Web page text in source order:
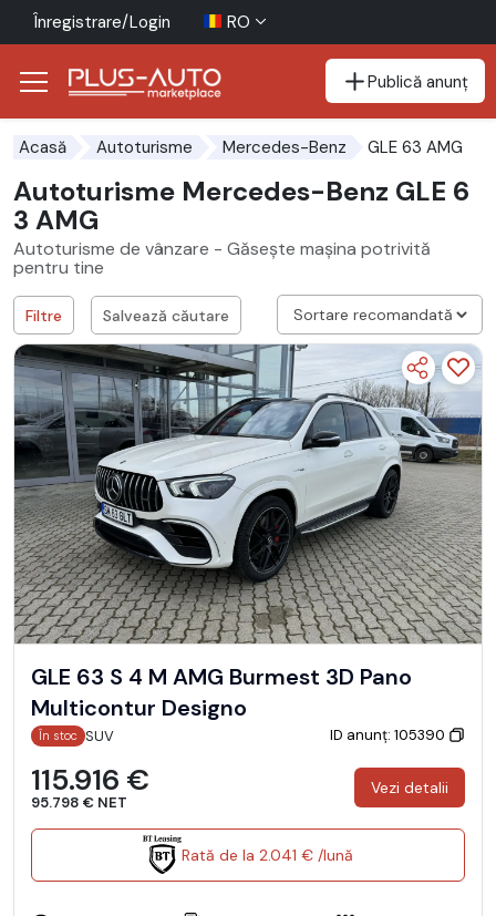
Înregistrare/Login RO
Publică anunț
Acasă Autoturisme Mercedes-Benz GLE 63 AMG
Autoturisme Mercedes-Benz GLE 6
3 AMG
Autoturisme de vânzare - Găsește mașina potrivită
pentru tine
Salvează căutare
Filtre
GLE 63 S 4 M AMG Burmest 3D Pano
Multicontur Designo
În stoc SUV ID anunț: 105390
115.916 €
95.798 € NET
Vezi detalii
Rată de la 2.041 € /lună